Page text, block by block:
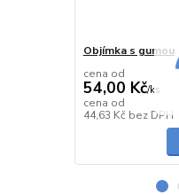
Objímka s gumou
cena od
54,00 Kč/ks
cena od
44,63 Kč bez DPH